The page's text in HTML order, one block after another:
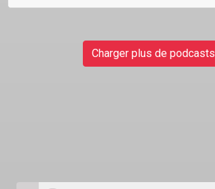
Charger plus de podcasts